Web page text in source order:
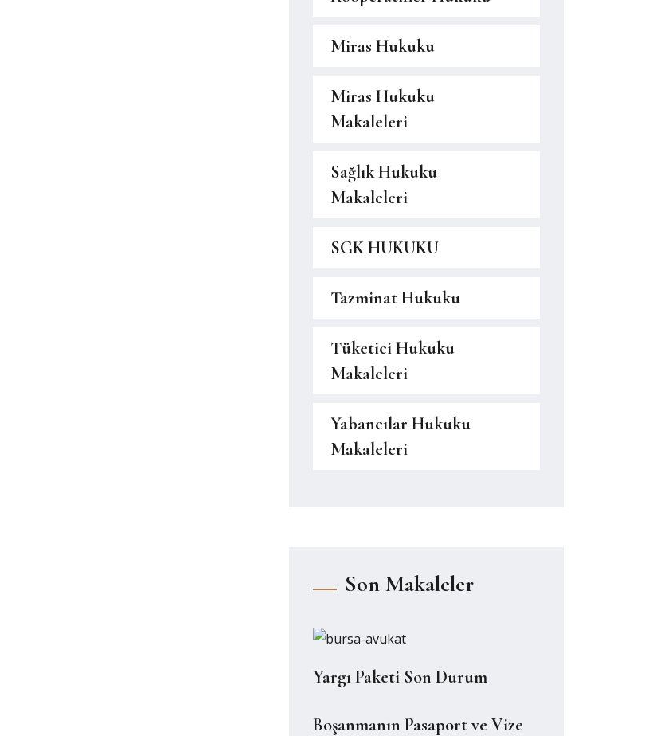
Miras Hukuku
Miras Hukuku
Makaleleri
Sağlık Hukuku
Makaleleri
SGK HUKUKU
Tazminat Hukuku
Tüketici Hukuku
Makaleleri
Yabancılar Hukuku
Makaleleri
Son Makaleler
Yargı Paketi Son Durum
Boşanmanın Pasaport ve Vize